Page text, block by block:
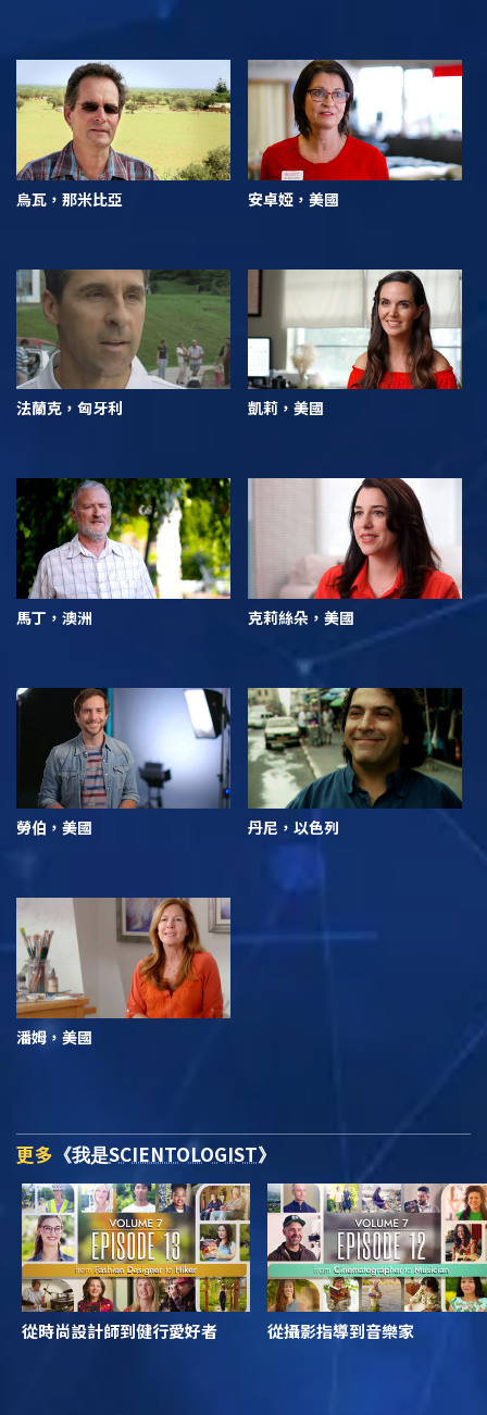
烏瓦，那米比亞 安卓婭，美國
法蘭克，匈牙利 凱莉，美國
馬丁，澳洲 克莉絲朵，美國
勞伯，美國 丹尼，以色列
潘姆，美國
更多 《我是SCIENTOLOGIST》
從時尚設計師到健行愛好者 從攝影指導到音樂家